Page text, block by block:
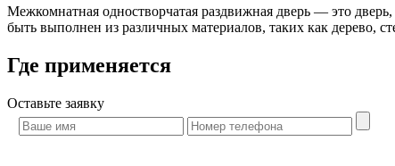
Межкомнатная одностворчатая раздвижная дверь — это
быть выполнен из различных материалов, таких как дерево,
Где применяется
Оставьте заявку